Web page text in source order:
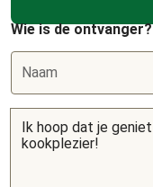
Wie is de ontvanger?
Naam